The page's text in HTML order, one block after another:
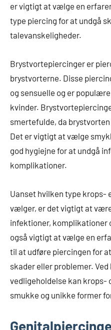
er vigtigt at vælge en
type piercing for at undgå
talevanskeligheder.
Brystvortepiercinger er
brystvorterne. Disse
og sensuelle og er
kvinder.
smertefulde, da
Det er vigtigt at vælge
god hygiejne for at undgå
komplikationer.
Uanset hvilken type krops-
vælger, er det vigtigt at
infektioner, komplikationer
også vigtigt at vælge en
til at udføre piercingen for
skader eller problemer.
vedligeholdelse kan
smukke og unikke former